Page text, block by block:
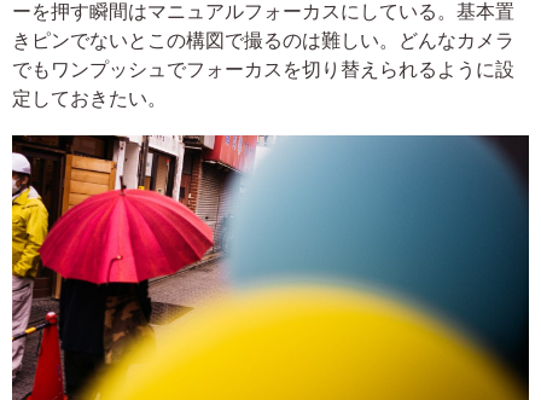
ーを押す瞬間はマニュアルフォーカスにしている。基本置
きピンでないとこの構図で撮るのは難しい。どんなカメラ
でもワンプッシュでフォーカスを切り替えられるように設
定しておきたい。